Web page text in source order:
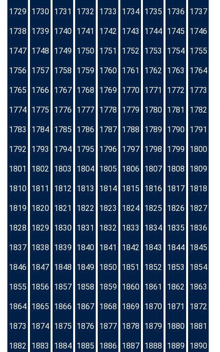
1729 1730 1731 1732 1733 1734 1735 1736 1737
1738 1739 1740 1741 1742 1743 1744 1745 1746
1747 1748 1749 1750 1751 1752 1753 1754 1755
1756 1757 1758 1759 1760 1761 1762 1763 1764
1765 1766 1767 1768 1769 1770 1771 1772 1773
1774 1775 1776 1777 1778 1779 1780 1781 1782
1783 1784 1785 1786 1787 1788 1789 1790 1791
1792 1793 1794 1795 1796 1797 1798 1799 1800
1801 1802 1803 1804 1805 1806 1807 1808 1809
1810 1811 1812 1813 1814 1815 1816 1817 1818
1819 1820 1821 1822 1823 1824 1825 1826 1827
1828 1829 1830 1831 1832 1833 1834 1835 1836
1837 1838 1839 1840 1841 1842 1843 1844 1845
1846 1847 1848 1849 1850 1851 1852 1853 1854
1855 1856 1857 1858 1859 1860 1861 1862 1863
1864 1865 1866 1867 1868 1869 1870 1871 1872
1873 1874 1875 1876 1877 1878 1879 1880 1881
1882 1883 1884 1885 1886 1887 1888 1889 1890